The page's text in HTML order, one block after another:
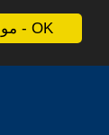
موافق - OK